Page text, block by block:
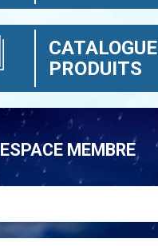
CATALOGUE
PRODUITS
ESPACE MEMBRE